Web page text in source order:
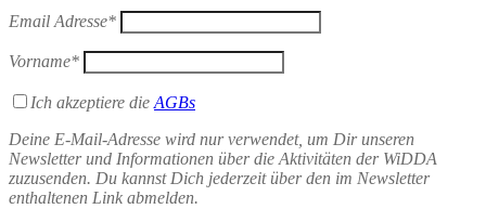
Email Adresse*
Vorname*
Ich akzeptiere die AGBs
Deine E-Mail-Adresse wird nur verwendet, um Dir unseren
Newsletter und Informationen über die Aktivitäten der WiDDA
zuzusenden. Du kannst Dich jederzeit über den im Newsletter
enthaltenen Link abmelden.